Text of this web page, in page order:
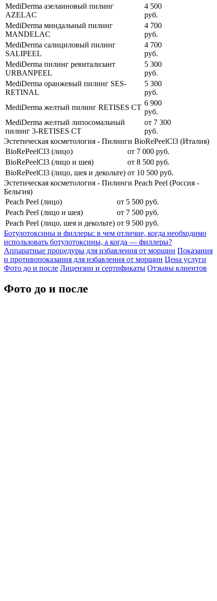
MediDerma азелаиновый пилинг
AZELAC
4 500
руб.
MediDerma миндальный пилинг
MANDELAC
4 700
руб.
MediDerma салициловый пилинг
SALIPEEL
4 700
руб.
MediDerma пилинг ревитализант
URBANPEEL
5 300
руб.
MediDerma оранжевый пилинг SES-
RETINAL
5 300
руб.
MediDerma желтый пилинг RETISES CT
6 900
руб.
MediDerma желтый липосомальный
пилинг 3-RETISES CT
от 7 300
руб.
Эстетическая косметология - Пилинги BioRePeelCl3 (Италия)
BioRePeelCl3 (лицо)
от 7 000 руб.
BioRePeelCl3 (лицо и шея)
от 8 500 руб.
BioRePeelCl3 (лицо, шея и декольте) от 10 500 руб.
Эстетическая косметология - Пилинги Peach Peel (Россия -
Бельгия)
Peach Peel (лицо)
от 5 500 руб.
Peach Peel (лицо и шея)
от 7 500 руб.
Peach Peel (лицо, шея и декольте) от 9 500 руб.
Ботулотоксины и филлеры: в чем отличие, когда необходимо
использовать ботулотоксины, а когда — филлеры?
Аппаратные процедуры для избавления от морщин Показания
и противопоказания для избавления от морщин Цена услуги
Фото до и после Лицензии и сертификаты Отзывы клиентов
Фото до и после